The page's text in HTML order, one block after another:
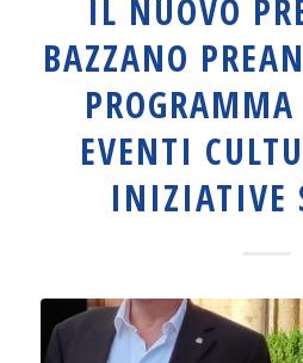
IL NUOVO
BAZZANO
EVENTI
INIZIATIVE